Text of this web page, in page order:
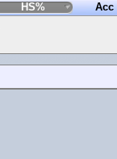
HS% Acc